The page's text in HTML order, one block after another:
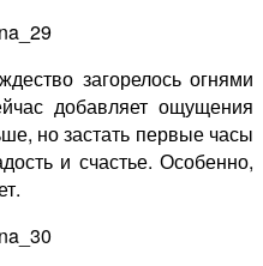
загорелось огнями
добавляет ощущения
но застать первые часы
и счастье. Особенно,